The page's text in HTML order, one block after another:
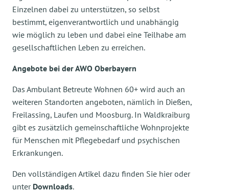
Einzelnen dabei zu unterstützen, so selbst
bestimmt, eigenverantwortlich und unabhängig
wie möglich zu leben und dabei eine Teilhabe am
gesellschaftlichen Leben zu erreichen.
Angebote bei der AWO Oberbayern
Das Ambulant Betreute Wohnen 60+ wird auch an
weiteren Standorten angeboten, nämlich in Dießen,
Freilassing, Laufen und Moosburg. In Waldkraiburg
gibt es zusätzlich gemeinschaftliche Wohnprojekte
für Menschen mit Pflegebedarf und psychischen
Erkrankungen.
Den vollständigen Artikel dazu finden Sie hier oder
unter Downloads.